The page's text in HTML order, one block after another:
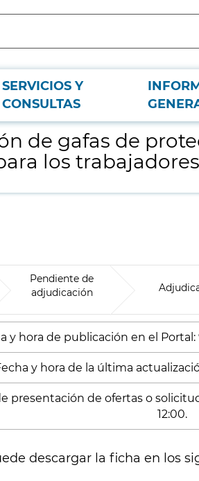
SERVICIOS Y
CONSULTASy progresivas) para los trabajadores
de gafas de
los
Pendiente de
adjudicación
y hora de publicación en el
y hora de la última
presentación de ofertas o
12:00.
descargar la ficha en los